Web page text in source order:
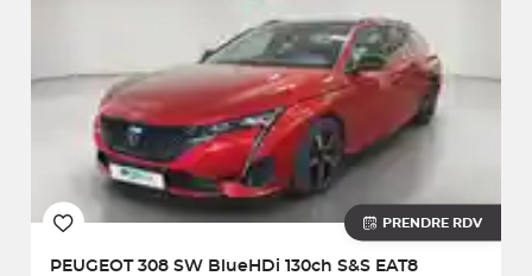
PRENDRE RDV
PEUGEOT 308 SW BlueHDi 130ch S&S EAT8